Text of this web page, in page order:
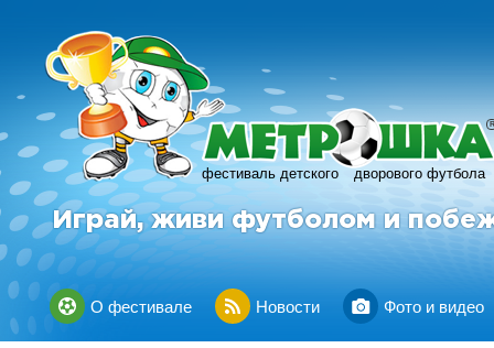
фестиваль детского дворового футбола
R
Играй, живи футболом и
О фестивале Новости Фото и видео